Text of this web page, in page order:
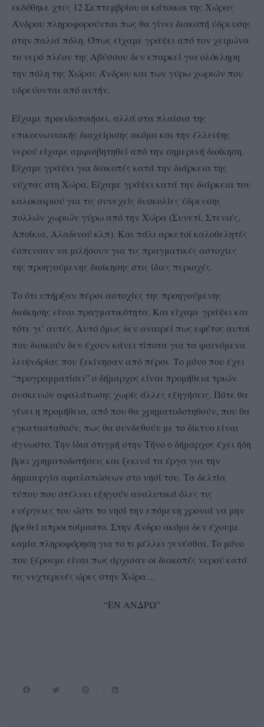
εκδόθηκε χτες 12 Σεπτεμβρίου οι κάτοικοι της Χώρας
Άνδρου πληροφορούνται πως θα γίνει διακοπή ύδρευσης
στην παλιά πόλη. Όπως είχαμε γράψει από τον χειμώνα
το νερό πλέον της Αβύσσου δεν επαρκεί για ολόκληρη
την πόλη της Χώρας Άνδρου και των γύρω χωριών που
υδρεύονται από αυτήν.
Είχαμε προειδοποιήσει, αλλά στα πλαίσια της
επικοινωνιακής διαχείρισης ακόμα και την έλλειψης
νερού είχαμε αμφισβητηθεί από την σημερινή διοίκηση.
Είχαμε γράψει για διακοπές κατά την διάρκεια της
νύχτας στη Χώρα. Είχαμε γράψει κατά την διάρκεια του
καλοκαιριού για τις συνεχείς δυσκολίες ύδρευσης
πολλών χωριών γύρω από την Χώρα (Συνετί, Στενιές,
Αποίκια, Αλαδινού κλπ). Και πάλι αρκετοί καλοθελητές
έσπευσαν να μιλήσουν για τις πραγματικές αστοχίες
της προηγούμενης διοίκησης στις ίδιες περιοχές.
Το ότι υπήρξαν πέρσι αστοχίες της προηγούμενης
διοίκησης είναι πραγματικότητα. Και είχαμε γράψει και
τότε γι’ αυτές. Αυτό όμως δεν αναιρεί πως εφέτος αυτοί
που διοικούν δεν έχουν κάνει τίποτα για τα φαινόμενα
λειψυδρίας που ξεκίνησαν από πέρσι. Το μόνο που έχει
“προγραμματίσει” ο δήμαρχος είναι προμήθεια τριών
συσκευών αφαλάτωσης χωρίς άλλες εξηγήσεις. Πότε θα
γίνει η προμήθεια, από που θα χρηματοδοτηθούν, που θα
εγκατασταθούν, πως θα συνδεθούν με το δίκτυο είναι
άγνωστο. Την ίδια στιγμή στην Τήνο ο δήμαρχος έχει ήδη
βρει χρηματοδοτήσεις και ξεκινά τα έργα για την
δημιουργία αφαλατώσεων στο νησί του. Τα δελτία
τύπου που στέλνει εξηγούν αναλυτικά όλες τις
ενέργειες του ώστε το νησί την επόμενη χρονιά να μην
βρεθεί απροετοίμαστο. Στην Άνδρο ακόμα δεν έχουμε
καμία πληροφόρηση για το τι μέλλει γενέσθαι. Το μόνο
που ξέρουμε είναι πως άρχισαν οι διακοπές νερού κατά
τις νυχτερινές ώρες στην Χώρα…
“ΕΝ ΑΝΔΡΩ”